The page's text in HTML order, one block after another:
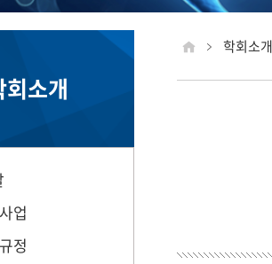
회소개
업
정
학회소개